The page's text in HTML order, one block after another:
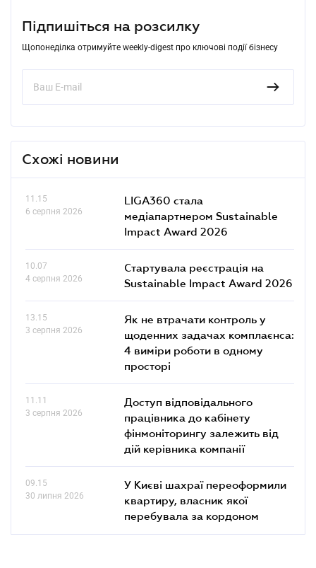
Підпишіться на розсилку
Щопонеділка отримуйте weekly-digest про ключові події бізнесу
Схожі новини
11.15
6 серпня 2026
LIGA360 стала
медіапартнером Sustainable
Impact Award 2026
10.07
4 серпня 2026
Стартувала реєстрація на
Sustainable Impact Award 2026
13.15
3 серпня 2026
Як не втрачати контроль у
щоденних задачах комплаєнса:
4 виміри роботи в одному
просторі
11.11
3 серпня 2026
Доступ відповідального
працівника до кабінету
фінмоніторингу залежить від
дій керівника компанії
09.15
30 липня 2026
У Києві шахраї переоформили
квартиру, власник якої
перебувала за кордоном